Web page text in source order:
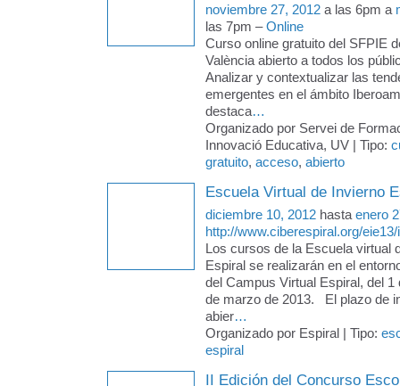
noviembre 27, 2012 a las 6pm a
las 7pm –Online
Curso online gratuito del SFPIE
València abierto a todos los
Analizar y contextualizar las
emergentes en el ámbito
destaca…
Organizado por Servei de
Innovació Educativa, UV | Tipo:
gratuito, acceso, abierto
Escuela Virtual de Invierno
diciembre 10, 2012 hasta enero
http://www.ciberespiral.org/
Los cursos de la Escuela virtual
Espiral se realizarán en el
del Campus Virtual Espiral, del 1
de marzo de 2013. El plazo de
abier…
Organizado por Espiral | Tipo:
espiral
II Edición del Concurso